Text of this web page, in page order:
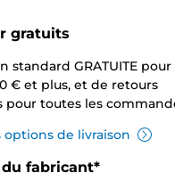
gratuits
standard GRATUITE pour
€ et plus, et de retours
pour toutes les
options de livraison
fabricant*